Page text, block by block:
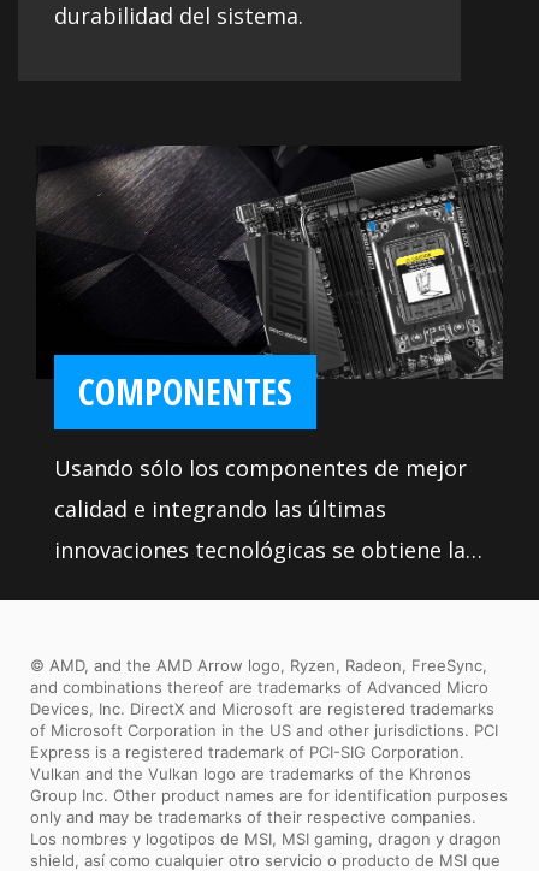
durabilidad del sistema.
COMPONENTES
Usando sólo los componentes de mejor
calidad e integrando las últimas
innovaciones tecnológicas se obtiene la
condiciones más extremas aseguran una
placa base súper fiable, duradera y de
máxima calidad.
© AMD, and the AMD Arrow logo, Ryzen, Radeon, FreeSync,
and combinations thereof are trademarks of Advanced Micro
Devices, Inc. DirectX and Microsoft are registered trademarks
of Microsoft Corporation in the US and other jurisdictions. PCI
Express is a registered trademark of PCI-SIG Corporation.
Vulkan and the Vulkan logo are trademarks of the Khronos
Group Inc. Other product names are for identification purposes
only and may be trademarks of their respective companies.
Los nombres y logotipos de MSI, MSI gaming, dragon y dragon
shield, así como cualquier otro servicio o producto de MSI que